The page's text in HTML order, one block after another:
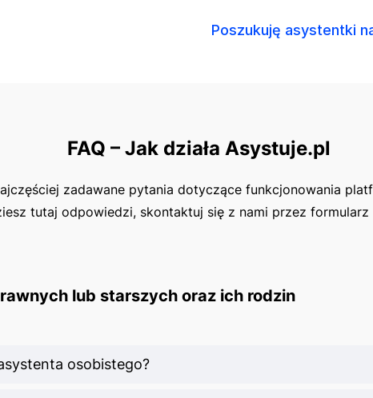
Poszukuję asystentki
FAQ – Jak działa Asystuje.pl
zadawane pytania dotyczące funkcjonowania
tutaj odpowiedzi, skontaktuj się z nami przez formularz
lub starszych oraz ich rodzin
osobistego?